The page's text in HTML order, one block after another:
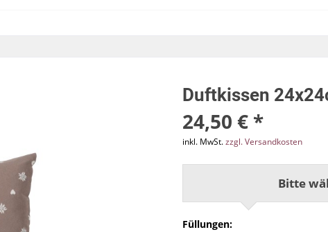
Duftkissen
24,50 € *
inkl. MwSt.zzgl. Versandkosten
Bitte
Füllungen: